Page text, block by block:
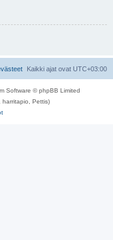
Kaikki ajat ovat UTC+03:00
Software © phpBB Limited
Pettis)